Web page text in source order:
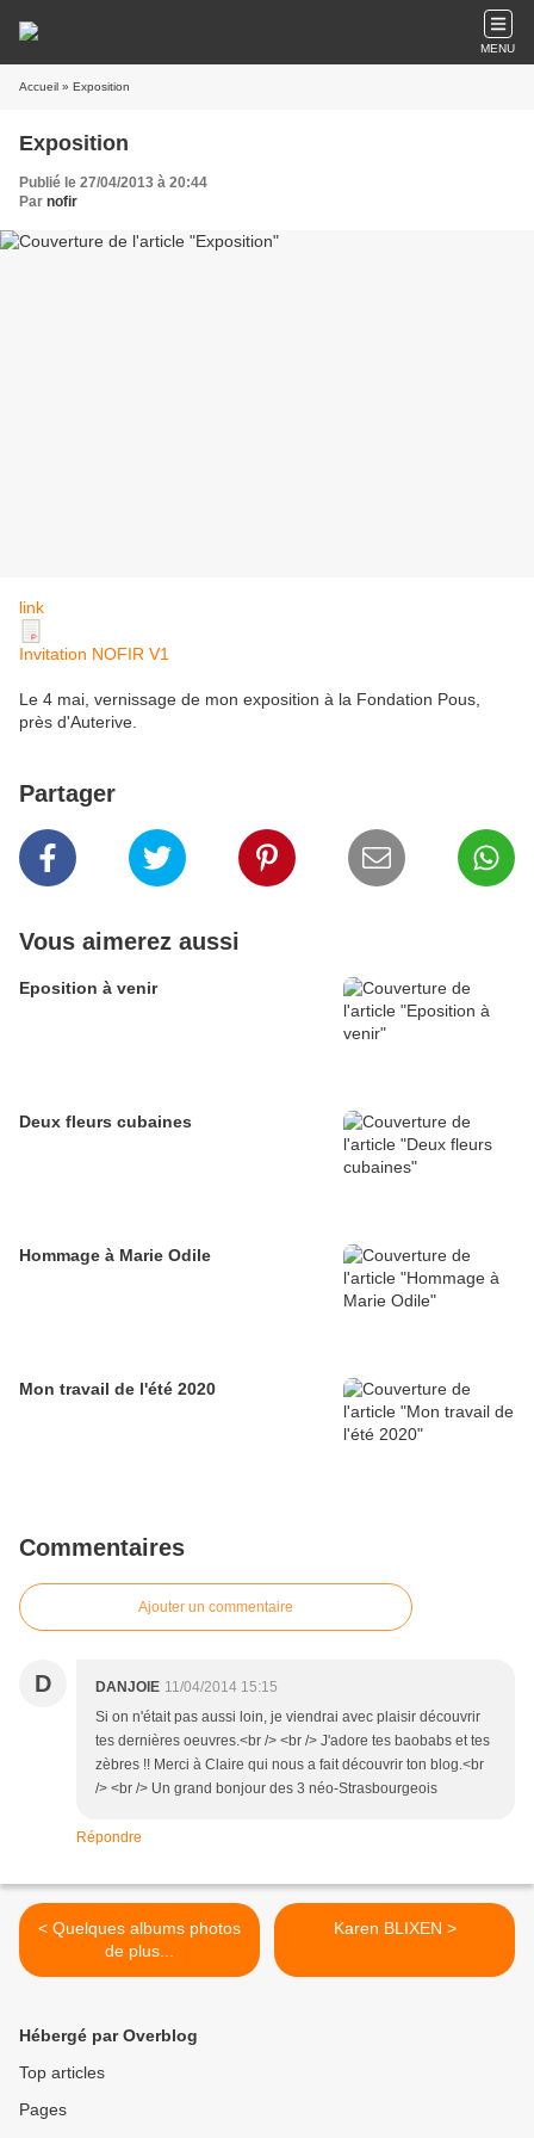
MENU
Accueil » Exposition
Exposition
Publié le 27/04/2013 à 20:44
Par nofir
link
Invitation NOFIR V1
Le 4 mai, vernissage de mon exposition à la Fondation Pous,
près d'Auterive.
Partager
Vous aimerez aussi
Eposition à venir
Deux fleurs cubaines
Hommage à Marie Odile
Mon travail de l'été 2020
Commentaires
Ajouter un commentaire
D DANJOIE 11/04/2014 15:15
Si on n'était pas aussi loin, je viendrai avec plaisir découvrir
tes dernières oeuvres.<br /> <br /> J'adore tes baobabs et tes
zèbres !! Merci à Claire qui nous a fait découvrir ton blog.<br
/> <br /> Un grand bonjour des 3 néo-Strasbourgeois
Répondre
< Quelques albums photos
de plus...
Karen BLIXEN >
Hébergé par Overblog
Top articles
Pages